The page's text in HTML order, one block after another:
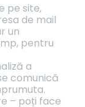
pe site,
de mail
un
pentru
a
comunică
– poți face